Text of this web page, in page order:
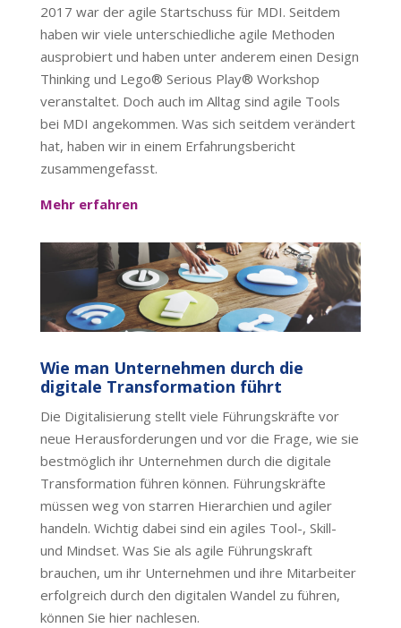
2017 war der agile Startschuss für MDI. Seitdem
haben wir viele unterschiedliche agile Methoden
ausprobiert und haben unter anderem einen Design
Thinking und Lego® Serious Play® Workshop
veranstaltet. Doch auch im Alltag sind agile Tools
bei MDI angekommen. Was sich seitdem verändert
hat, haben wir in einem Erfahrungsbericht
zusammengefasst.
Mehr erfahren
Wie man Unternehmen durch die
digitale Transformation führt
Die Digitalisierung stellt viele Führungskräfte vor
neue Herausforderungen und vor die Frage, wie sie
bestmöglich ihr Unternehmen durch die digitale
Transformation führen können. Führungskräfte
müssen weg von starren Hierarchien und agiler
handeln. Wichtig dabei sind ein agiles Tool-, Skill-
und Mindset. Was Sie als agile Führungskraft
brauchen, um ihr Unternehmen und ihre Mitarbeiter
erfolgreich durch den digitalen Wandel zu führen,
können Sie hier nachlesen.